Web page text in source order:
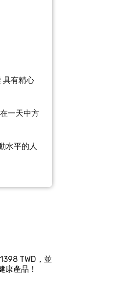
具有精心
一天中方
水平的人
TWD，並
康產品！